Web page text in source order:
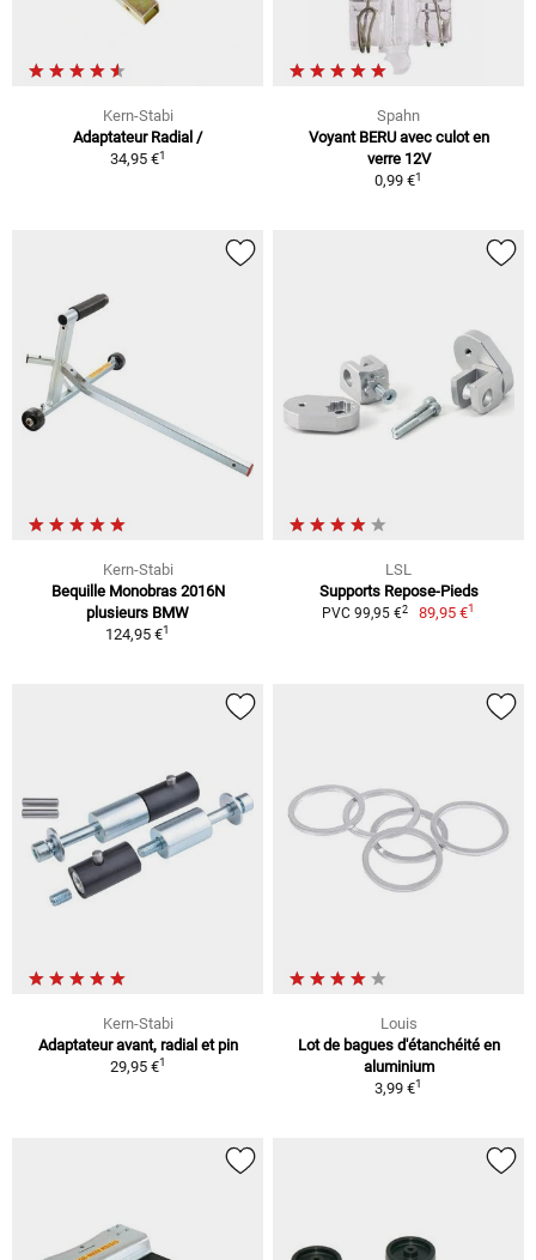
Kern-Stabi
Adaptateur Radial /
34,95 €1
Spahn
Voyant BERU avec culot en
verre 12V
0,99 €1
Kern-Stabi
Bequille Monobras 2016N
plusieurs BMW
124,95 €1
LSL
Supports Repose-Pieds
PVC 99,95 €2 89,95 €1
Kern-Stabi
Adaptateur avant, radial et pin
29,95 €1
Louis
Lot de bagues d'étanchéité en
aluminium
3,99 €1